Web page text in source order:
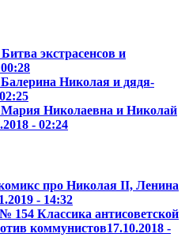
экстрасенсов и
Николая и дядя-
Мария Николаевна и Николай
- 02:24
про Николая II, Ленина
- 14:32
154 Классика антисоветской
коммунистов17.10.2018 -